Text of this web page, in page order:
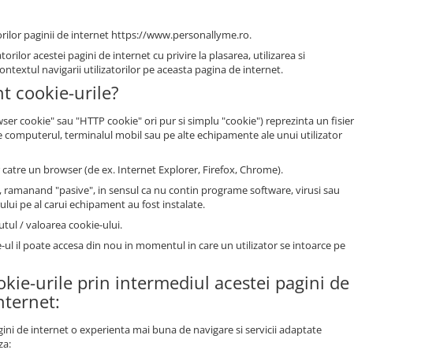
paginii de internet https://www.personallyme.ro.
acestei pagini de internet cu privire la plasarea, utilizarea si
navigarii utilizatorilor pe aceasta pagina de internet.
cookie-urile?
cookie" sau "HTTP cookie" ori pur si simplu "cookie") reprezinta un fisier
terminalul mobil sau pe alte echipamente ale unui utilizator
un browser (de ex. Internet Explorer, Firefox, Chrome).
"pasive", in sensul ca nu contin programe software, virusi sau
pe al carui echipament au fost instalate.
/ valoarea cookie-ului.
il poate accesa din nou in momentul in care un utilizator se intoarce pe
urile prin intermediul acestei pagini de
de internet o experienta mai buna de navigare si servicii adaptate